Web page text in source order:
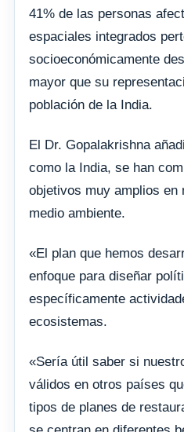
41% de las personas
espaciales integrados
socioeconómicamente
mayor que su
población de la India.
El Dr. Gopalakrishna
como la India, se han
objetivos muy amplios en
medio ambiente.
«El plan que hemos
enfoque para diseñar
específicamente
ecosistemas.
«Sería útil saber si
válidos en otros países
tipos de planes de